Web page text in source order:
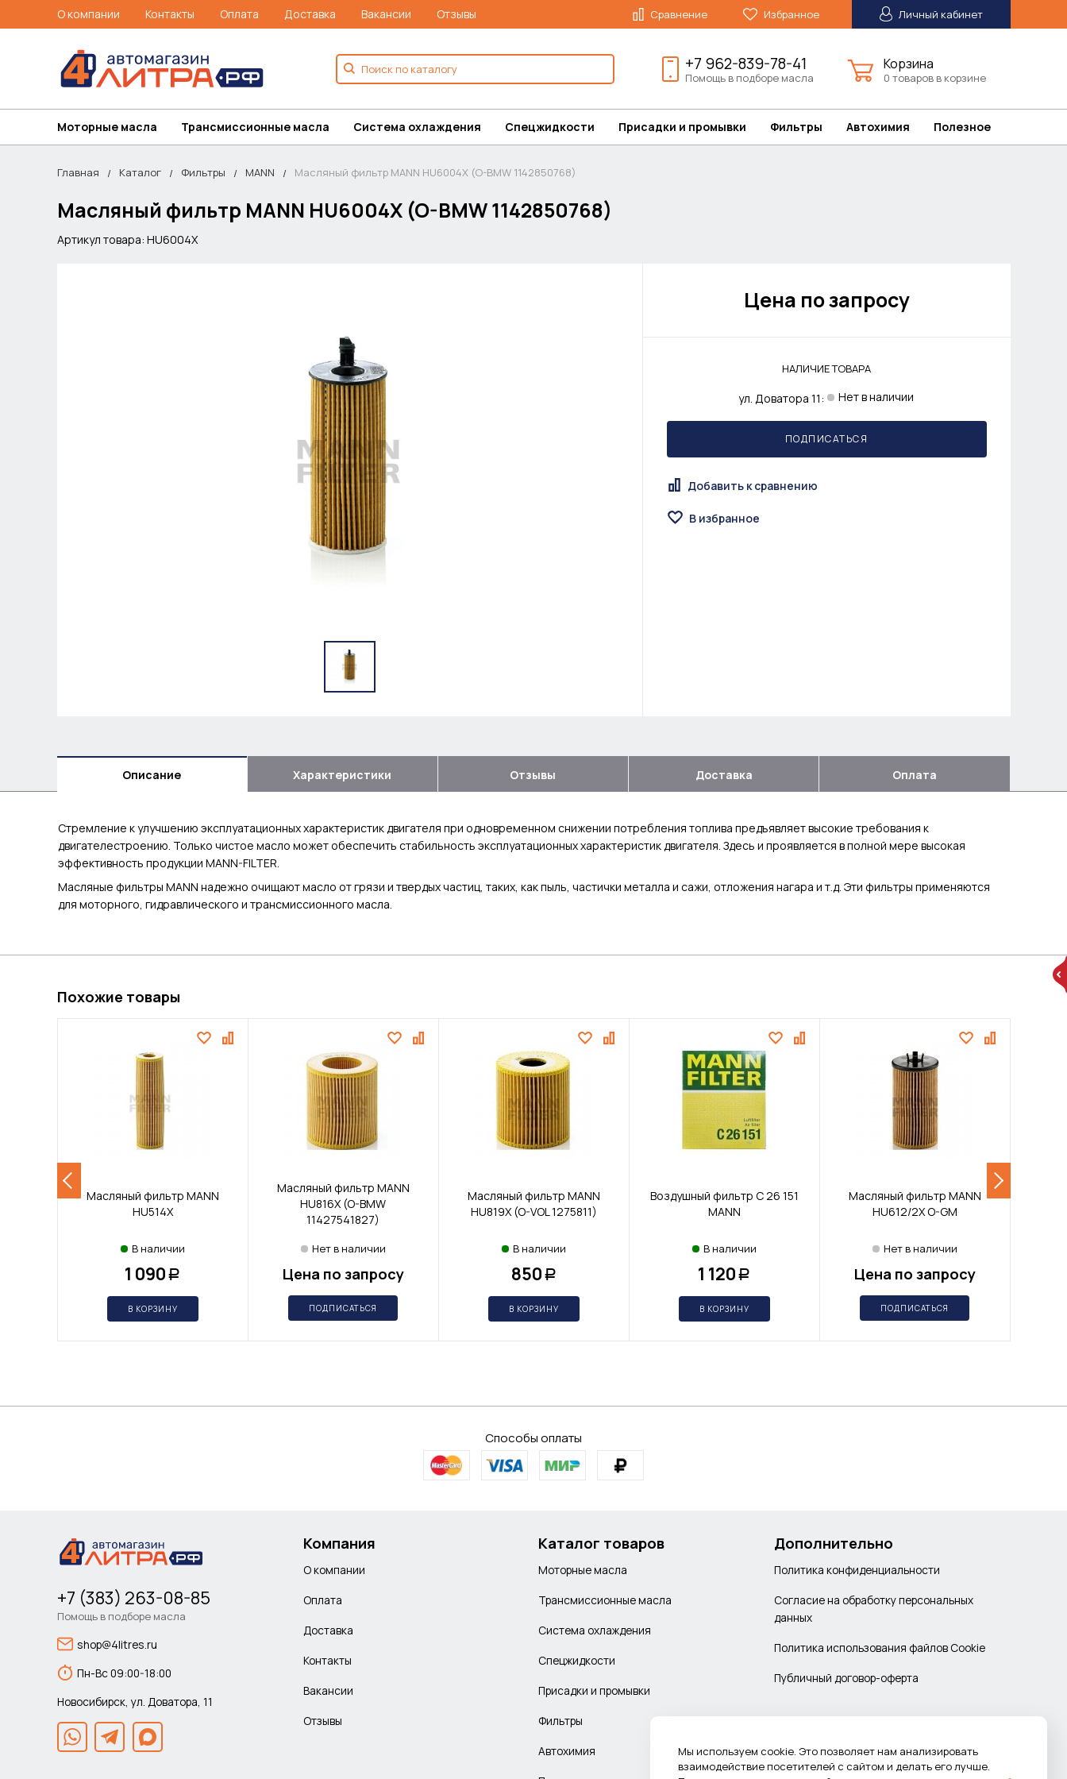
О компании Контакты Оплата Доставка Вакансии Отзывы Сравнение Избранное Личный кабинет
+7 962-839-78-41
Помощь в подборе масла
Корзина
0 товаров в корзине
Моторные масла Трансмиссионные масла Система охлаждения Спецжидкости Присадки и промывки Фильтры Автохимия Полезное
Главная Каталог Фильтры MANN Масляный фильтр MANN HU6004X (O-BMW 1142850768)
Масляный фильтр MANN HU6004X (O-BMW 1142850768)
Артикул товара: HU6004X
Цена по запросу
НАЛИЧИЕ ТОВАРА
ул. Доватора 11: Нет в наличии
ПОДПИСАТЬСЯ
Добавить к сравнению
В избранное
Описание Характеристики Отзывы Доставка Оплата
Стремление к улучшению эксплуатационных характеристик двигателя при одновременном снижении потребления топлива предъявляет высокие требования к
двигателестроению. Только чистое масло может обеспечить стабильность эксплуатационных характеристик двигателя. Здесь и проявляется в полной мере высокая
эффективность продукции MANN-FILTER.
Масляные фильтры MANN надежно очищают масло от грязи и твердых частиц, таких, как пыль, частички металла и сажи, отложения нагара и т.д. Эти фильтры применяются
для моторного, гидравлического и трансмиссионного масла.
Похожие товары
Масляный фильтр MANN
HU514X
В наличии
1 090 Р
В КОРЗИНУ
Масляный фильтр MANN
HU816X (O-BMW
11427541827)
Нет в наличии
Цена по запросу
ПОДПИСАТЬСЯ
Масляный фильтр MANN
HU819X (O-VOL 1275811)
В наличии
850 Р
В КОРЗИНУ
Воздушный фильтр C 26 151
MANN
В наличии
1 120 Р
В КОРЗИНУ
Масляный фильтр MANN
HU612/2X O-GM
Нет в наличии
Цена по запросу
ПОДПИСАТЬСЯ
Способы оплаты
+7 (383) 263-08-85
Помощь в подборе масла
shop@4litres.ru
Пн-Вс 09:00-18:00
Новосибирск, ул. Доватора, 11
Компания
О компании
Оплата
Доставка
Контакты
Вакансии
Отзывы
Каталог товаров
Моторные масла
Трансмиссионные масла
Система охлаждения
Спецжидкости
Присадки и промывки
Фильтры
Автохимия
Дополнительно
Политика конфиденциальности
Согласие на обработку персональных
данных
Политика использования файлов Cookie
Публичный договор-оферта
Мы используем cookie. Это позволяет нам анализировать
взаимодействие посетителей с сайтом и делать его лучше.